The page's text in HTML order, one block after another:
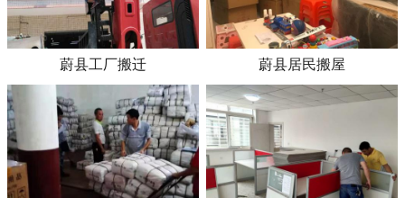
蔚县工厂搬迁 蔚县居民搬屋